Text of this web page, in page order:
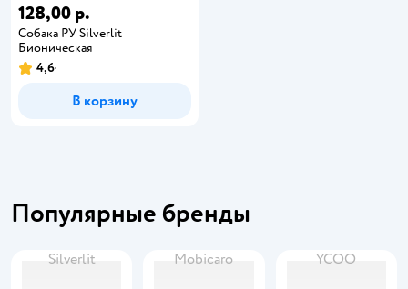
128,00 р.
Собака РУ Silverlit
Бионическая
4,6
В корзину
Популярные бренды
Silverlit Mobicaro YCOO